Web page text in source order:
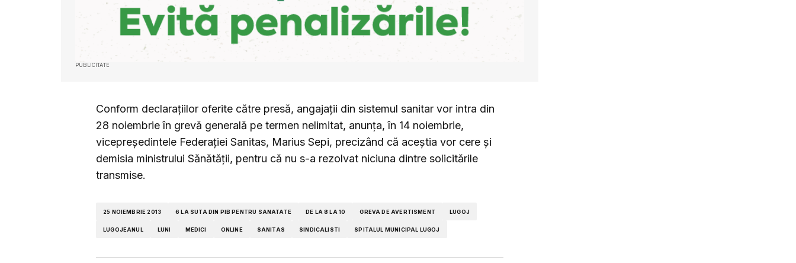
PUBLICITATE
Conform declarațiilor oferite către presă, angajaţii din sistemul sanitar vor intra din
28 noiembrie în grevă generală pe termen nelimitat, anunţa, în 14 noiembrie,
vicepreşedintele Federaţiei Sanitas, Marius Sepi, precizând că aceştia vor cere şi
demisia ministrului Sănătăţii, pentru că nu s-a rezolvat niciuna dintre solicitările
transmise.
25 NOIEMBRIE 2013 6 LA SUTA DIN PIB PENTRU SANATATE DE LA 8 LA 10 GREVA DE AVERTISMENT LUGOJ
LUGOJEANUL LUNI MEDICI ONLINE SANITAS SINDICALISTI SPITALUL MUNICIPAL LUGOJ